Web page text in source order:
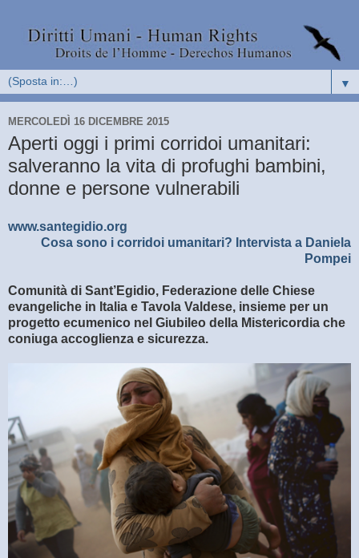
▼
MERCOLEDÌ 16 DICEMBRE 2015
Aperti oggi i primi corridoi umanitari:
salveranno la vita di profughi bambini,
donne e persone vulnerabili
www.santegidio.org
Cosa sono i corridoi umanitari? Intervista a Daniela
Pompei
Comunità di Sant’Egidio, Federazione delle Chiese
evangeliche in Italia e Tavola Valdese, insieme per un
progetto ecumenico nel Giubileo della Mistericordia che
coniuga accoglienza e sicurezza.